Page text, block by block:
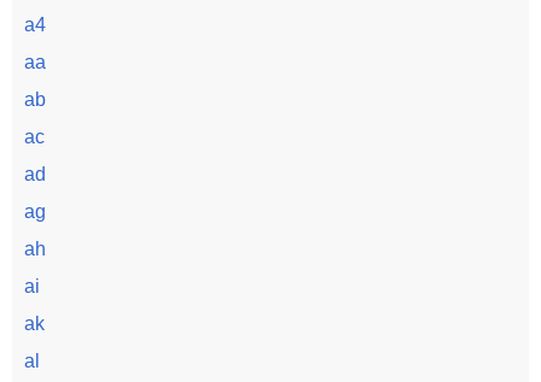
a4
aa
ab
ac
ad
ag
ah
ai
ak
al